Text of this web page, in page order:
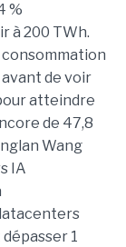
%
à 200 TWh.
consommation
de voir
atteindre
de 47,8
Wang
IA
1